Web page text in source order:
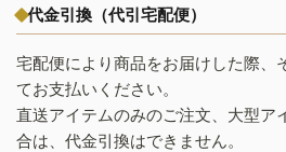
代金引換（代引宅配便）
宅配便により商品をお届けした際、
てお支払いください。
直送アイテムのみのご注文、大型ア
合は、代金引換はできません。